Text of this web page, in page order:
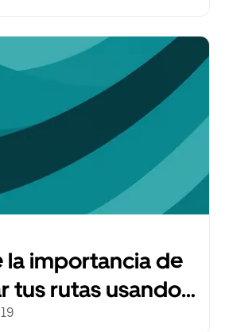
la importancia de
tus rutas usando
para solicitar